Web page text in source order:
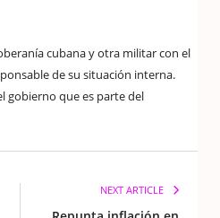
cubana y otra militar con el
de su situación interna.
gobierno que es parte del
NEXT ARTICLE